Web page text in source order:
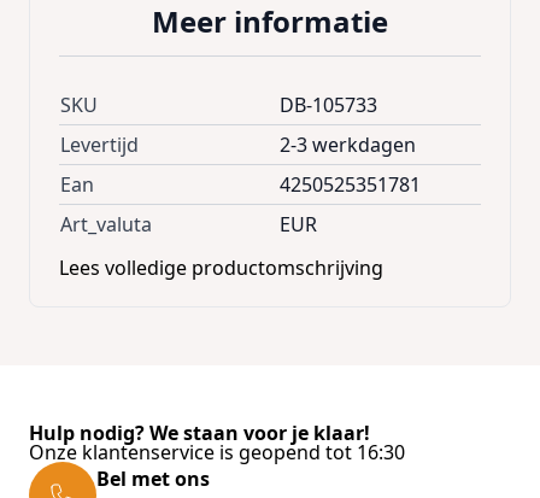
sturdy (IP 44) * Sturdy tube and stable soil
Technical Specifications : * Material : plastic *
Color : black * Size (LxWxH) : 8.6cm x 8.6cm x
38cm * Power supply : SOLAR * Battery : Ni-
MH 1.2 V, 200 mA * Luminous color : warm-
white Included in Delivery : * 6 x Solar lights,
rechargeable batteries included
Meer informatie
SKU
DB-105733
Levertijd
2-3 werkdagen
Ean
4250525351781
Art_valuta
EUR
Lees volledige productomschrijving
Hulp nodig? We staan voor je klaar!
Onze klantenservice is geopend tot 16:30
Bel met ons